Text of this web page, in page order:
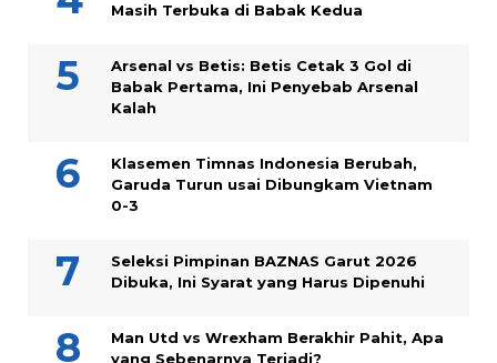
Masih Terbuka di Babak Kedua
Arsenal vs Betis: Betis Cetak 3 Gol di
Babak Pertama, Ini Penyebab Arsenal
Kalah
Klasemen Timnas Indonesia Berubah,
Garuda Turun usai Dibungkam Vietnam
0-3
Seleksi Pimpinan BAZNAS Garut 2026
Dibuka, Ini Syarat yang Harus Dipenuhi
Man Utd vs Wrexham Berakhir Pahit, Apa
yang Sebenarnya Terjadi?